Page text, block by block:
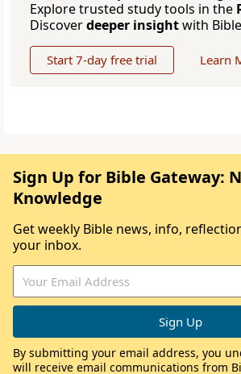
Explore trusted study tools in the
Discoverdeeper insightwith
Start 7-day free trial Learn
Sign Up for Bible Gateway:
Knowledge
Get weekly Bible news, info,
your inbox.
By submitting your email address, you
will receive email communications from